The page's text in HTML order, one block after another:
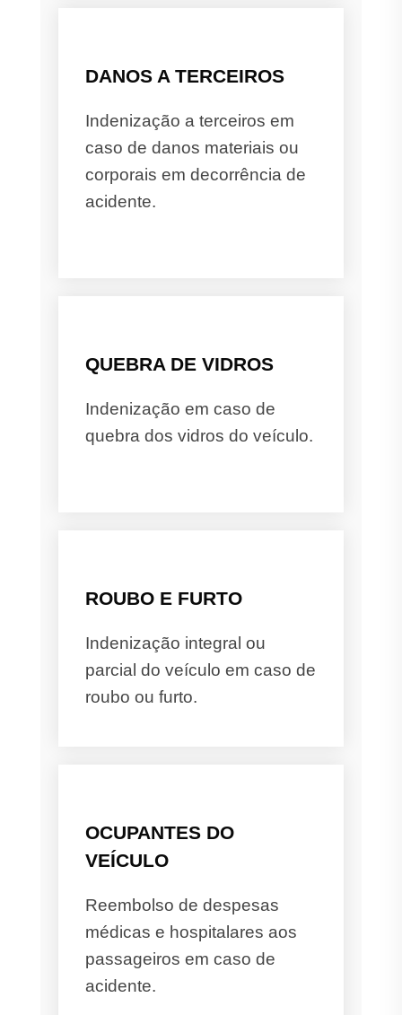
DANOS A TERCEIROS
Indenização a terceiros em
caso de danos materiais ou
corporais em decorrência de
acidente.
QUEBRA DE VIDROS
Indenização em caso de
quebra dos vidros do veículo.
ROUBO E FURTO
Indenização integral ou
parcial do veículo em caso de
roubo ou furto.
OCUPANTES DO
VEÍCULO
Reembolso de despesas
médicas e hospitalares aos
passageiros em caso de
acidente.